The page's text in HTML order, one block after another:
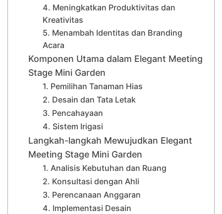
4. Meningkatkan Produktivitas dan
Kreativitas
5. Menambah Identitas dan Branding
Acara
Komponen Utama dalam Elegant Meeting
Stage Mini Garden
1. Pemilihan Tanaman Hias
2. Desain dan Tata Letak
3. Pencahayaan
4. Sistem Irigasi
Langkah-langkah Mewujudkan Elegant
Meeting Stage Mini Garden
1. Analisis Kebutuhan dan Ruang
2. Konsultasi dengan Ahli
3. Perencanaan Anggaran
4. Implementasi Desain